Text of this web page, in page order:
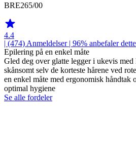
BRE265/00
4.4
| (474) Anmeldelser| 96% anbefaler
Epilering på en enkel måte
Gled deg over glatte legger i ukevis
skånsomt selv de korteste hårene ved
en enkel måte med ergonomisk håndtak
optimal hygiene
Se alle fordeler